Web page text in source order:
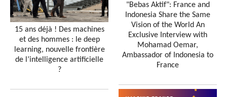
15 ans déjà ! Des machines
et des hommes : le deep
learning, nouvelle frontière
de l’intelligence artificielle
?
"Bebas Aktif": France and
Indonesia Share the Same
Vision of the World An
Exclusive Interview with
Mohamad Oemar,
Ambassador of Indonesia to
France